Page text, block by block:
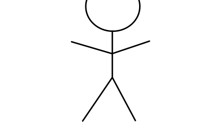
Rädda dina raderade bilder
Skyltmaterial / Gatupratare
Skadefoto / Försäkringsärenden
Skolfoto / Idrottsförening